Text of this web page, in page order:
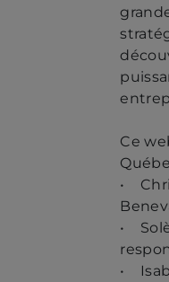
Ce
•
•
•